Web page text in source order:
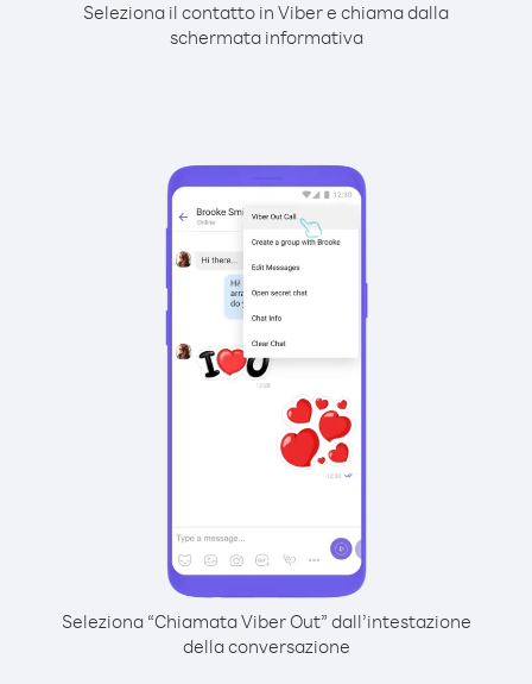
Seleziona il contatto in Viber e chiama dalla
schermata informativa
Seleziona “Chiamata Viber Out” dall’intestazione
della conversazione